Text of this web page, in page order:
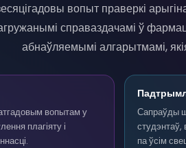
вопыт праверкі
справаздачамі ў
абнаўляемымі алгарытмамі,
вопытам у
плагіяту і
Сапраўды
студэнтаў,
па ўсім